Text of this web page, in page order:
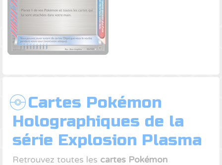
Cartes Pokémon
Holographiques de la
série Explosion Plasma
Retrouvez toutes les cartes Pokémon